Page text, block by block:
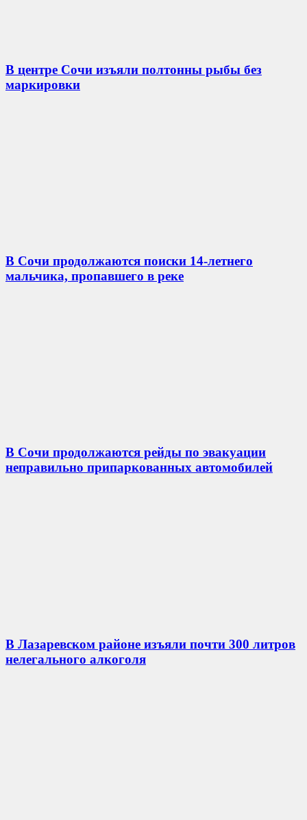
В центре Сочи изъяли полтонны рыбы без
маркировки
В Сочи продолжаются поиски 14-летнего
мальчика, пропавшего в реке
В Сочи продолжаются рейды по эвакуации
неправильно припаркованных автомобилей
В Лазаревском районе изъяли почти 300 литров
нелегального алкоголя